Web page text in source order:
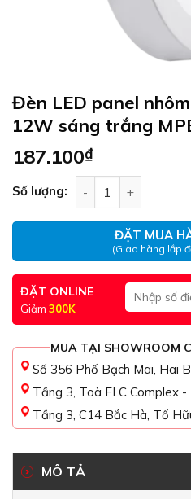
Đèn LED panel
12W sáng trắng
187.100₫
Số lượng:
ĐẶT MUA
(Giao hàng lắp
ĐẶT ONLINE
Giảm 300K
MUA TẠI SHOWROOM
Số 356 Phố Bạch Mai, Hai
Tầng 3, Toà FLC Complex
Tầng 3, C14 Bắc Hà, Tố
MÔ TẢ